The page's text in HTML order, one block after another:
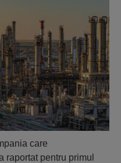
care
raportat pentru primul